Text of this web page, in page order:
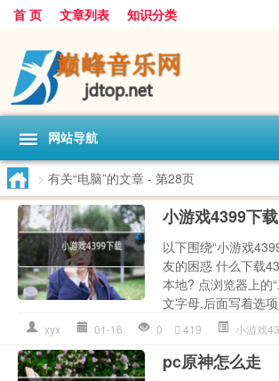
首 页 文章列表 知识分类
网站导航
> 有关“电脑”的文章 - 第28页
小游戏4399下载
以下围绕“小游戏
友的困惑 什么下载
本地? 点浏览器上的
文字母,后面写着选
xyx 01-16 0 419 小游戏
pc原神怎么走